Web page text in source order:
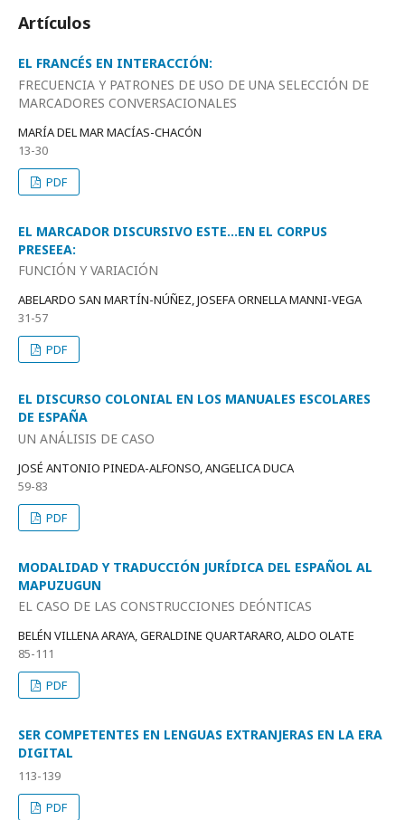
Artículos
EL FRANCÉS EN INTERACCIÓN:
FRECUENCIA Y PATRONES DE USO DE UNA SELECCIÓN DE
MARCADORES CONVERSACIONALES
MARÍA DEL MAR MACÍAS-CHACÓN
13-30
PDF
EL MARCADOR DISCURSIVO ESTE…EN EL CORPUS
PRESEEA:
FUNCIÓN Y VARIACIÓN
ABELARDO SAN MARTÍN-NÚÑEZ, JOSEFA ORNELLA MANNI-VEGA
31-57
PDF
EL DISCURSO COLONIAL EN LOS MANUALES ESCOLARES
DE ESPAÑA
UN ANÁLISIS DE CASO
JOSÉ ANTONIO PINEDA-ALFONSO, ANGELICA DUCA
59-83
PDF
MODALIDAD Y TRADUCCIÓN JURÍDICA DEL ESPAÑOL AL
MAPUZUGUN
EL CASO DE LAS CONSTRUCCIONES DEÓNTICAS
BELÉN VILLENA ARAYA, GERALDINE QUARTARARO, ALDO OLATE
85-111
PDF
SER COMPETENTES EN LENGUAS EXTRANJERAS EN LA ERA
DIGITAL
113-139
PDF